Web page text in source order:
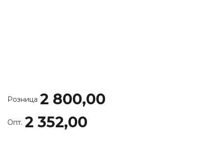
Розница 2 800,00
Опт. 2 352,00